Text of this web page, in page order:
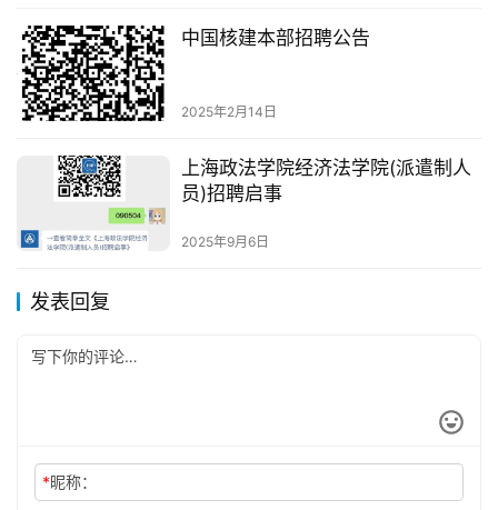
中国核建本部招聘公告
2025年2月14日
上海政法学院经济法学院(派遣制人
员)招聘启事
2025年9月6日
发表回复
*昵称：